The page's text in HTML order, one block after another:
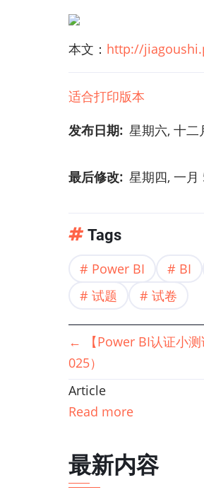
本文： http://
适合打印版本
发布日期 星期六, 十二
最后修改 星期四, 一月
Tags
Power BI BI
试题
试卷
书
籍
遍
历
链
←
【Power BI认证小
025）
Article
Read more
最新内容